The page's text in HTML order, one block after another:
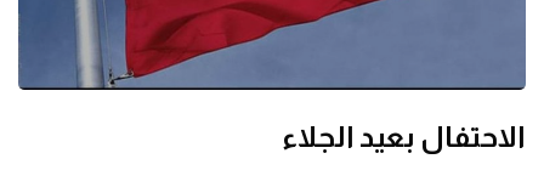
الاحتفال بعيد الجلاء